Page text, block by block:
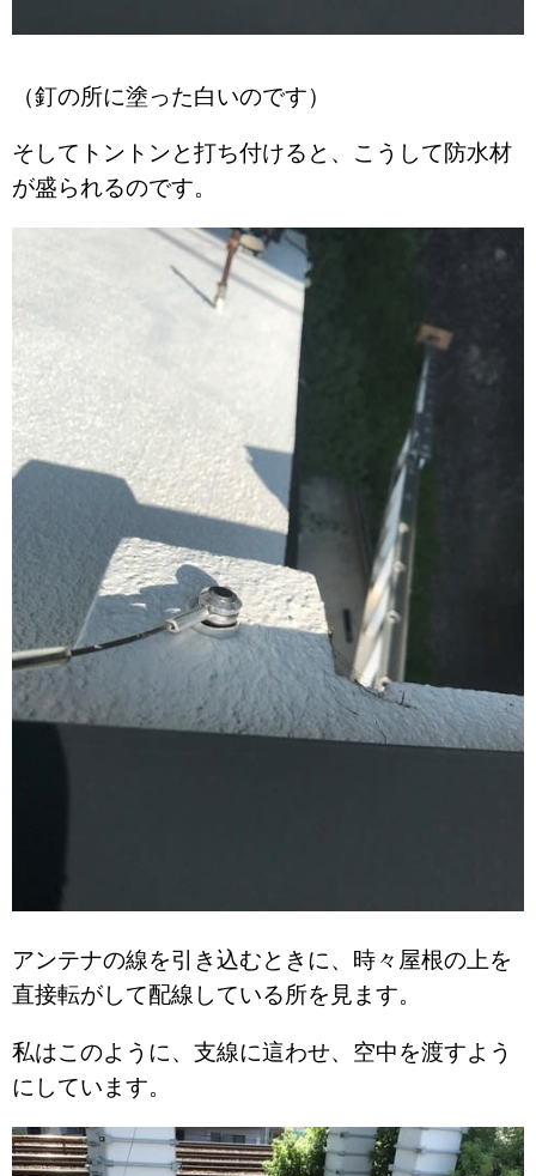
（釘の所に塗った白いのです）
そしてトントンと打ち付けると、こうして防水材
が盛られるのです。
アンテナの線を引き込むときに、時々屋根の上を
直接転がして配線している所を見ます。
私はこのように、支線に這わせ、空中を渡すよう
にしています。